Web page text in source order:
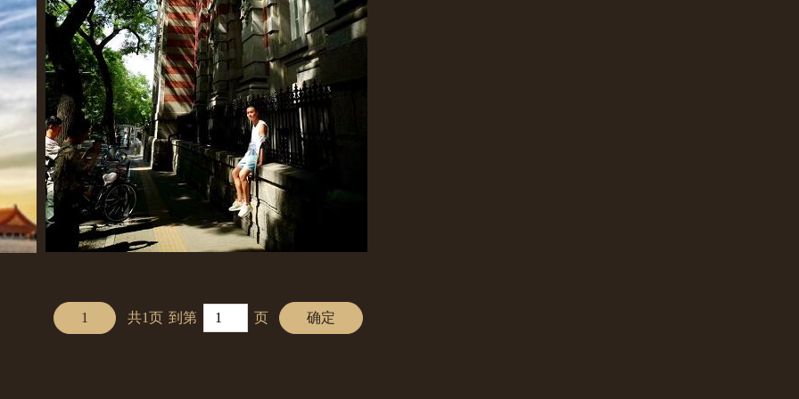
1 共1页 到第 页 确定